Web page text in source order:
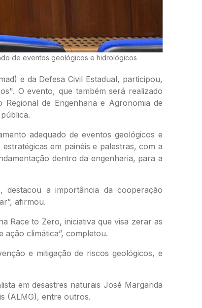
de eventos geológicos e hidrológicos
e da Defesa Civil Estadual, participou,
O evento, que também será realizado
de Engenharia e Agronomia de
adequado de eventos geológicos e
em painéis e palestras, com a
dentro da engenharia, para a
destacou a importância da cooperação
afirmou.
Race to Zero, iniciativa que visa zerar as
ação climática”, completou.
e mitigação de riscos geológicos, e
em desastres naturais José Margarida
(ALMG), entre outros.